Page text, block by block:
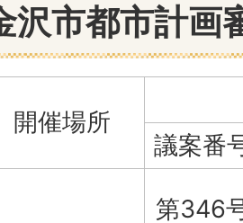
沢市都市計画
開催場所
議案番
第346